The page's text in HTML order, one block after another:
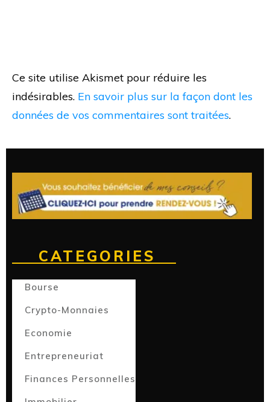
Ce site utilise Akismet pour réduire les
indésirables. En savoir plus sur la façon dont les
données de vos commentaires sont traitées.
CATEGORIES
Bourse
Crypto-Monnaies
Economie
Entrepreneuriat
Finances Personnelles